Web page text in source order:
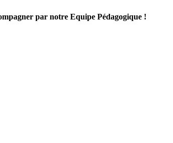
par notre Equipe Pédagogique !